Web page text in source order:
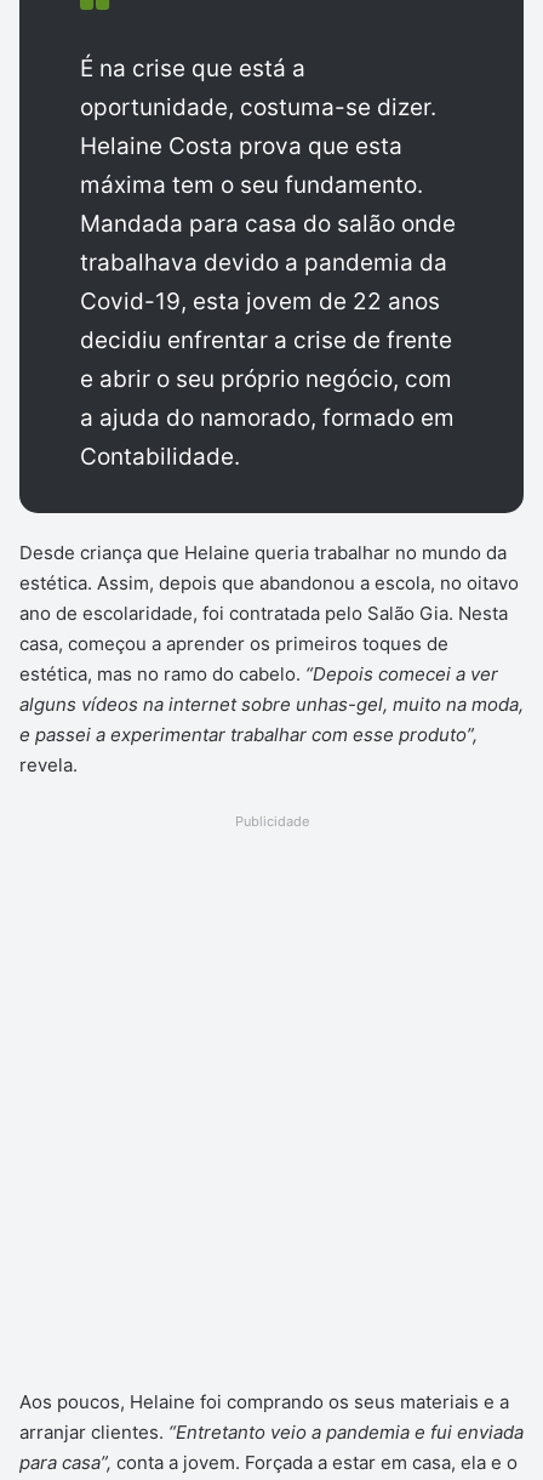
É na crise que está a
oportunidade, costuma-se dizer.
Helaine Costa prova que esta
máxima tem o seu fundamento.
Mandada para casa do salão onde
trabalhava devido a pandemia da
Covid-19, esta jovem de 22 anos
decidiu enfrentar a crise de frente
e abrir o seu próprio negócio, com
a ajuda do namorado, formado em
Contabilidade.
Desde criança que Helaine queria trabalhar no mundo da
estética. Assim, depois que abandonou a escola, no oitavo
ano de escolaridade, foi contratada pelo Salão Gia. Nesta
casa, começou a aprender os primeiros toques de
estética, mas no ramo do cabelo. “Depois comecei a ver
alguns vídeos na internet sobre unhas-gel, muito na moda,
e passei a experimentar trabalhar com esse produto”,
revela.
Publicidade
Aos poucos, Helaine foi comprando os seus materiais e a
arranjar clientes. “Entretanto veio a pandemia e fui enviada
para casa”, conta a jovem. Forçada a estar em casa, ela e o